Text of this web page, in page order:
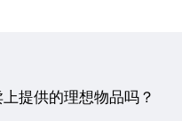
提供的理想物品吗？